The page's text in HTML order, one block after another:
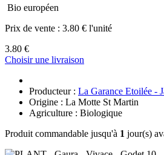
Bio européen
Prix de vente : 3.80 € l'unité
3.80 €
Choisir une livraison
Producteur : La Garance Etoilée -
Origine : La Motte St Martin
Agriculture : Biologique
Produit commandable jusqu'à 1 jour(s)